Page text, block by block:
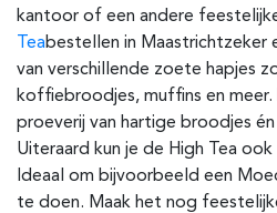
kantoor of een andere
Teabestellen in Maastrichtzeker
van verschillende zoete hapjes
koffiebroodjes, muffins en meer.
proeverij van hartige broodjes
Uiteraard kun je de High Tea
Ideaal om bijvoorbeeld een
te doen. Maak het nog